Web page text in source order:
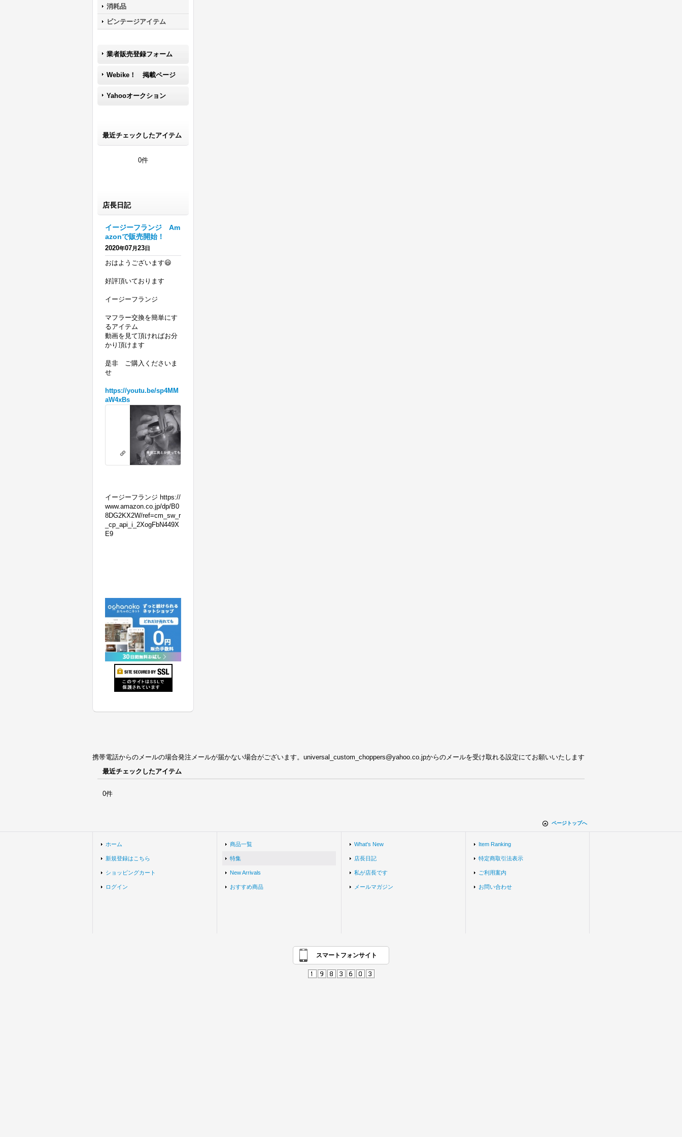
消耗品
ビンテージアイテム
業者販売登録フォーム
Webike！ 掲載ページ
Yahooオークション
最近チェックしたアイテム
0件
店長日記
イージーフランジ Am
azonで販売開始！
2020年07月23日
おはようございます😃
好評頂いております
イージーフランジ
マフラー交換を簡単にす
るアイテム
動画を見て頂ければお分
かり頂けます
是非 ご購入くださいま
せ
https://youtu.be/sp4MM
aW4xBs
ー
ラ
ー
交
換！
リテーニングリングの必要がないフランジを 販売開始！ エボ、ツインカム、スポーツスターに適合します ショッピングサイトよりお買い求め頂けますhttps://ucchoppers.ocnk.net/product/282
youtu.be
イージーフランジ https://
www.amazon.co.jp/dp/B0
8DG2KX2W/ref=cm_sw_r
_cp_api_i_2XogFbN449X
E9
携帯電話からのメールの場合発注メールが届かない場合がございます。universal_custom_choppers@yahoo.co.jpからのメールを受け取れる設定にてお願いいたします
最近チェックしたアイテム
0件
ページトップへ
ホーム
新規登録はこちら
ショッピングカート
ログイン
商品一覧
特集
New Arrivals
おすすめ商品
What's New
店長日記
私が店長です
メールマガジン
Item Ranking
特定商取引法表示
ご利用案内
お問い合わせ
スマートフォンサイト